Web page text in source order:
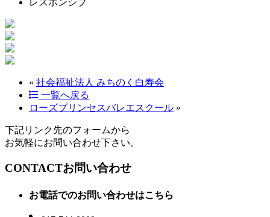
« 社会福祉法人 みちのく白寿会
一覧へ戻る
ローズプリンセスバレエスクール »
下記リンク先のフォームから
お気軽にお問い合わせ下さい。
CONTACTお問い合わせ
お電話でのお問い合わせはこちら